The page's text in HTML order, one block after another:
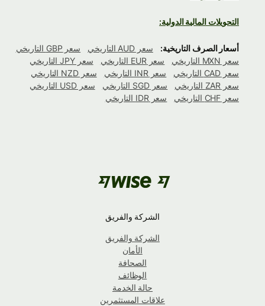
التحويلات المالية الدولية:
أسعار الصرف التاريخية: سعر AUD التاريخي
سعر GBP التاريخي
سعر MXN التاريخي
سعر EUR التاريخي
سعر JPY التاريخي
سعر CAD التاريخي
سعر INR التاريخي
سعر NZD التاريخي
سعر ZAR التاريخي
سعر SGD التاريخي
سعر USD التاريخي
سعر CHF التاريخي
سعر IDR التاريخي
الشركة والفريق
الشركة والفريق
الأمان
الصحافة
الوظائف
حالة الخدمة
علاقات المستثمرين